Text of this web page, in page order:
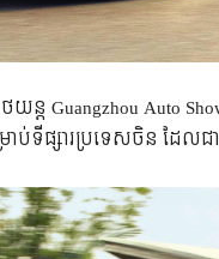
យន្ត​ Guangzhou Auto
ាប់​ទីផ្សារ​ប្រទេស​ចិន ដែល​